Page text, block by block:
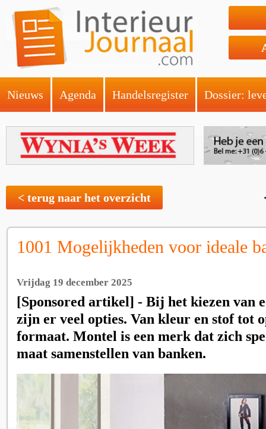
Nieuws Agenda Handelsregister Dossier:
< terug naar het overzicht
1001 Mogelijkheden voor ideale
Vrijdag 19 december 2025
[Sponsored artikel] - Bij het kiezen van
zijn er veel opties. Van kleur en stof tot
formaat. Montel is een merk dat zich
maat samenstellen van banken.